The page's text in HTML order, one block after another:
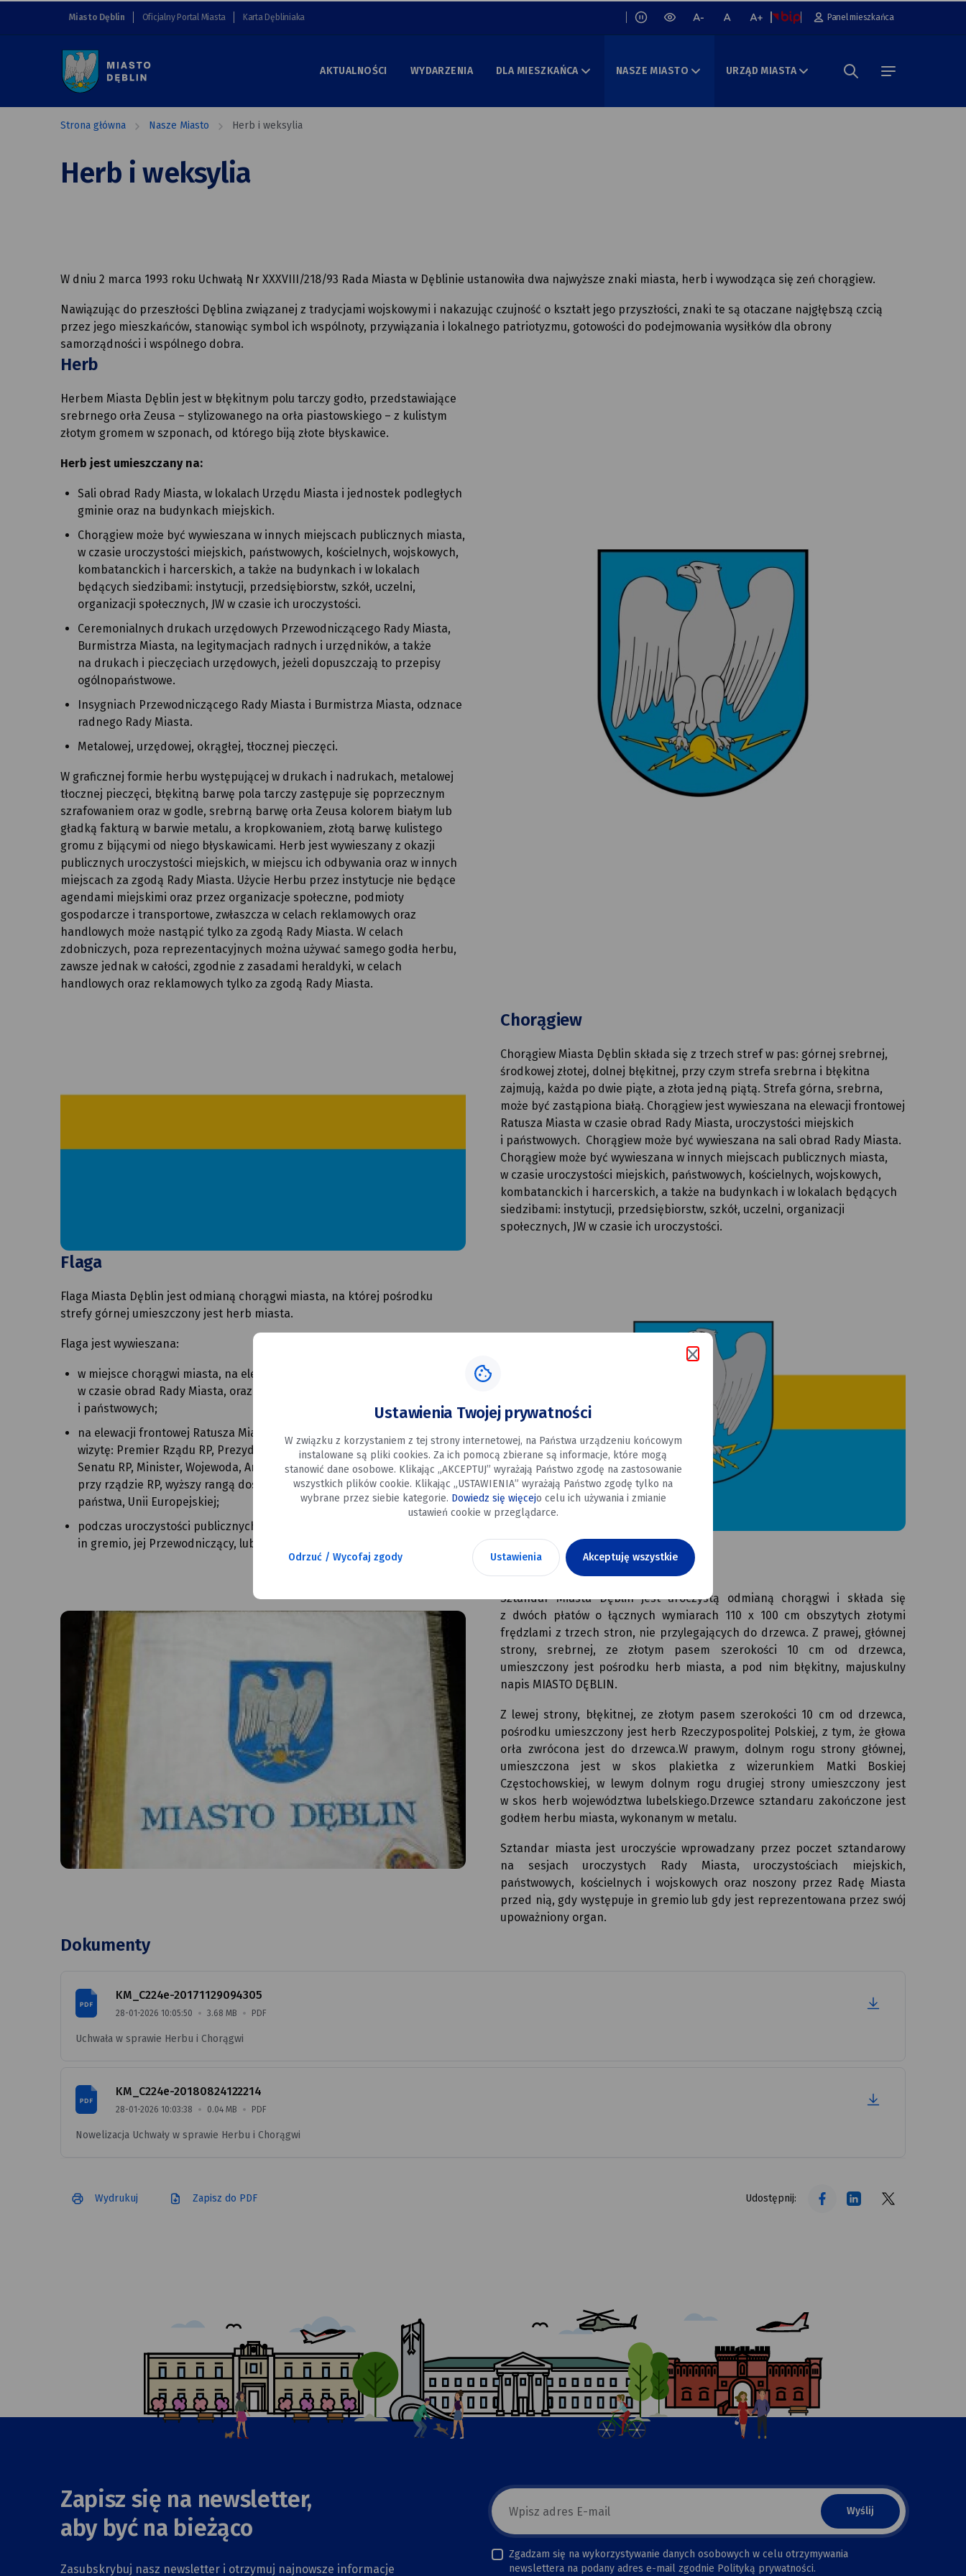
przejdź do nawigacji strony
przejdź do treści strony
przejdź do stopki strony
i weksylia
Miasto
Dęblin
Miasto Dęblin Oficjalny Portal Miasta Karta Dębliniaka Włącz lub wyłącz animacje na stronie
wersja
kontrastowa
mniejsza
czcionka
normalna
czcionka
większa
czcionka
Panel mieszkańca
AKTUALNOŚCI WYDARZENIA DLA MIESZKAŃCA NASZE MIASTO
URZĄD MIASTA
Strona główna Nasze Miasto Herb i weksylia
Herb i weksylia
W dniu 2 marca 1993 roku Uchwałą Nr XXXVIII/218/93 Rada Miasta w Dęblinie ustanowiła dwa najwyższe znaki miasta, herb i wywodząca się zeń chorągiew.
Nawiązując do przeszłości Dęblina związanej z tradycjami wojskowymi i nakazując czujność o kształt jego przyszłości, znaki te są otaczane najgłębszą czcią
przez jego mieszkańców, stanowiąc symbol ich wspólnoty, przywiązania i lokalnego patriotyzmu, gotowości do podejmowania wysiłków dla obrony
samorządności i wspólnego dobra.
Herb
Herbem Miasta Dęblin jest w błękitnym polu tarczy godło, przedstawiające
srebrnego orła Zeusa – stylizowanego na orła piastowskiego – z kulistym
złotym gromem w szponach, od którego biją złote błyskawice.
Herb jest umieszczany na:
Sali obrad Rady Miasta, w lokalach Urzędu Miasta i jednostek podległych
gminie oraz na budynkach miejskich.
Chorągiew może być wywieszana w innych miejscach publicznych miasta,
w czasie uroczystości miejskich, państwowych, kościelnych, wojskowych,
kombatanckich i harcerskich, a także na budynkach i w lokalach
będących siedzibami: instytucji, przedsiębiorstw, szkół, uczelni,
organizacji społecznych, JW w czasie ich uroczystości.
Ceremonialnych drukach urzędowych Przewodniczącego Rady Miasta,
Burmistrza Miasta, na legitymacjach radnych i urzędników, a także
na drukach i pieczęciach urzędowych, jeżeli dopuszczają to przepisy
ogólnopaństwowe.
Insygniach Przewodniczącego Rady Miasta i Burmistrza Miasta, odznace
radnego Rady Miasta.
Metalowej, urzędowej, okrągłej, tłocznej pieczęci.
W graficznej formie herbu występującej w drukach i nadrukach, metalowej
tłocznej pieczęci, błękitną barwę pola tarczy zastępuje się poprzecznym
szrafowaniem oraz w godle, srebrną barwę orła Zeusa kolorem białym lub
gładką fakturą w barwie metalu, a kropkowaniem, złotą barwę kulistego
gromu z bijącymi od niego błyskawicami. Herb jest wywieszany z okazji
publicznych uroczystości miejskich, w miejscu ich odbywania oraz w innych
miejscach za zgodą Rady Miasta. Użycie Herbu przez instytucje nie będące
agendami miejskimi oraz przez organizacje społeczne, podmioty
gospodarcze i transportowe, zwłaszcza w celach reklamowych oraz
handlowych może nastąpić tylko za zgodą Rady Miasta. W celach
zdobniczych, poza reprezentacyjnych można używać samego godła herbu,
zawsze jednak w całości, zgodnie z zasadami heraldyki, w celach
handlowych oraz reklamowych tylko za zgodą Rady Miasta.
Chorągiew
Chorągiew Miasta Dęblin składa się z trzech stref w pas: górnej srebrnej,
środkowej złotej, dolnej błękitnej, przy czym strefa srebrna i błękitna
zajmują, każda po dwie piąte, a złota jedną piątą. Strefa górna, srebrna,
może być zastąpiona białą. Chorągiew jest wywieszana na elewacji frontowej
Ratusza Miasta w czasie obrad Rady Miasta, uroczystości miejskich
i państwowych. Chorągiew może być wywieszana na sali obrad Rady Miasta.
Chorągiew może być wywieszana w innych miejscach publicznych miasta,
w czasie uroczystości miejskich, państwowych, kościelnych, wojskowych,
kombatanckich i harcerskich, a także na budynkach i w lokalach będących
siedzibami: instytucji, przedsiębiorstw, szkół, uczelni, organizacji
społecznych, JW w czasie ich uroczystości.
Flaga
Flaga Miasta Dęblin jest odmianą chorągwi miasta, na której pośrodku
strefy górnej umieszczony jest herb miasta.
Flaga jest wywieszana:
w miejsce chorągwi miasta, na elewacji frontowej Ratusza Miasta,
w czasie obrad Rady Miasta, oraz w czasie uroczystości miejskich
i państwowych;
na elewacji frontowej Ratusza Miasta, gdy w mieście składa oficjalną
wizytę: Premier Rządu RP, Prezydent RP, Marszałek Sejmu RP, Marszałek
Senatu RP, Minister, Wojewoda, Ambasador państwa akredytowanego
przy rządzie RP, wyższy rangą dostojnik kościelny, wojskowy, obcego
państwa, Unii Europejskiej;
podczas uroczystości publicznych, gdy bierze w nich udział Rada Miasta
in gremio, jej Przewodniczący, lub Burmistrz Miasta.
Sztandar
Sztandar Miasta Dęblin jest uroczystą odmianą chorągwi i składa się
z dwóch płatów o łącznych wymiarach 110 x 100 cm obszytych złotymi
frędzlami z trzech stron, nie przylegających do drzewca. Z prawej, głównej
strony, srebrnej, ze złotym pasem szerokości 10 cm od drzewca,
umieszczony jest pośrodku herb miasta, a pod nim błękitny, majuskulny
napis MIASTO DĘBLIN.
Z lewej strony, błękitnej, ze złotym pasem szerokości 10 cm od drzewca,
pośrodku umieszczony jest herb Rzeczypospolitej Polskiej, z tym, że głowa
orła zwrócona jest do drzewca.W prawym, dolnym rogu strony głównej,
umieszczona jest w skos plakietka z wizerunkiem Matki Boskiej
Częstochowskiej, w lewym dolnym rogu drugiej strony umieszczony jest
w skos herb województwa lubelskiego.Drzewce sztandaru zakończone jest
godłem herbu miasta, wykonanym w metalu.
Sztandar miasta jest uroczyście wprowadzany przez poczet sztandarowy
na sesjach uroczystych Rady Miasta, uroczystościach miejskich,
państwowych, kościelnych i wojskowych oraz noszony przez Radę Miasta
przed nią, gdy występuje in gremio lub gdy jest reprezentowana przez swój
upoważniony organ.
Dokumenty
KM_C224e-20171129094305
data
28-01-2026 10:05:50
rozmiar
3.68 MB
FORMAT
PDF
Uchwała w sprawie Herbu i Chorągwi
KM_C224e-20180824122214
data
28-01-2026 10:03:38
rozmiar
0.04 MB
FORMAT
PDF
Nowelizacja Uchwały w sprawie Herbu i Chorągwi
Wydrukuj Zapisz do PDF Udostępnij:
Zapisz się na newsletter,
aby być na bieżąco
Zasubskrybuj nasz newsletter i otrzymuj najnowsze informacje
E-
mail
newsletter
Zgadzam się na wykorzystywanie danych osobowych w celu otrzymywania
newslettera na podany adres e-mail zgodnie Polityką prywatności.
Ustawienia Twojej prywatności
W związku z korzystaniem z tej strony internetowej, na Państwa urządzeniu końcowym
instalowane są pliki cookies. Za ich pomocą zbierane są informacje, które mogą
stanowić dane osobowe. Klikając „AKCEPTUJ” wyrażają Państwo zgodę na zastosowanie
wszystkich plików cookie. Klikając „USTAWIENIA” wyrażają Państwo zgodę tylko na
wybrane przez siebie kategorie. Dowiedz się więcejo celu ich używania i zmianie
ustawień cookie w przeglądarce.
Odrzuć / Wycofaj zgody Ustawienia Akceptuję wszystkie